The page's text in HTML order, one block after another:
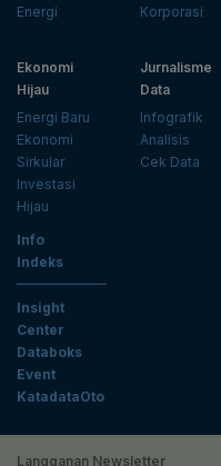
Energi
Korporasi
Ekonomi
Hijau
Energi Baru
Ekonomi
Sirkular
Investasi
Hijau
Jurnalisme
Data
Infografik
Analisis
Cek Data
Info
Indeks
Insight
Center
Databoks
Event
KatadataOto
Langganan Newsletter